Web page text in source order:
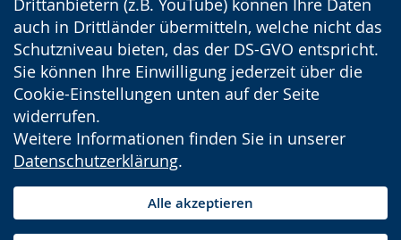
Drittanbietern (z.B. YouTube) können Ihre Daten
auch in Drittländer übermitteln, welche nicht das
Schutzniveau bieten, das der DS-GVO entspricht.
Sie können Ihre Einwilligung jederzeit über die
Cookie-Einstellungen unten auf der Seite
widerrufen.
Weitere Informationen finden Sie in unserer
Datenschutzerklärung.
Alle akzeptieren